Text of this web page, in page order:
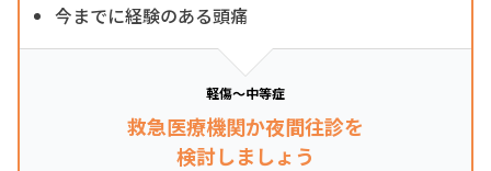
今までに経験のある頭痛
軽傷～中等症
救急医療機関か夜間往診を
検討しましょう